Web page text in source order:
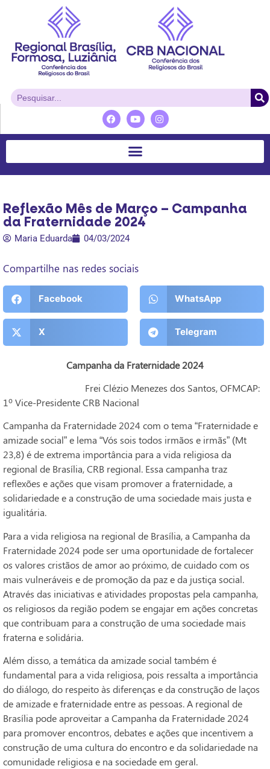
Reflexão Mês de Março – Campanha
da Fraternidade 2024
Maria Eduarda 04/03/2024
Compartilhe nas redes sociais
Facebook WhatsApp
X Telegram
Campanha da Fraternidade 2024
Frei Clézio Menezes dos Santos, OFMCAP:
1º Vice-Presidente CRB Nacional
Campanha da Fraternidade 2024 com o tema “Fraternidade e
amizade social” e lema “Vós sois todos irmãos e irmãs” (Mt
23,8) é de extrema importância para a vida religiosa da
regional de Brasília, CRB regional. Essa campanha traz
reflexões e ações que visam promover a fraternidade, a
solidariedade e a construção de uma sociedade mais justa e
igualitária.
Para a vida religiosa na regional de Brasília, a Campanha da
Fraternidade 2024 pode ser uma oportunidade de fortalecer
os valores cristãos de amor ao próximo, de cuidado com os
mais vulneráveis e de promoção da paz e da justiça social.
Através das iniciativas e atividades propostas pela campanha,
os religiosos da região podem se engajar em ações concretas
que contribuam para a construção de uma sociedade mais
fraterna e solidária.
Além disso, a temática da amizade social também é
fundamental para a vida religiosa, pois ressalta a importância
do diálogo, do respeito às diferenças e da construção de laços
de amizade e fraternidade entre as pessoas. A regional de
Brasília pode aproveitar a Campanha da Fraternidade 2024
para promover encontros, debates e ações que incentivem a
construção de uma cultura do encontro e da solidariedade na
comunidade religiosa e na sociedade em geral.